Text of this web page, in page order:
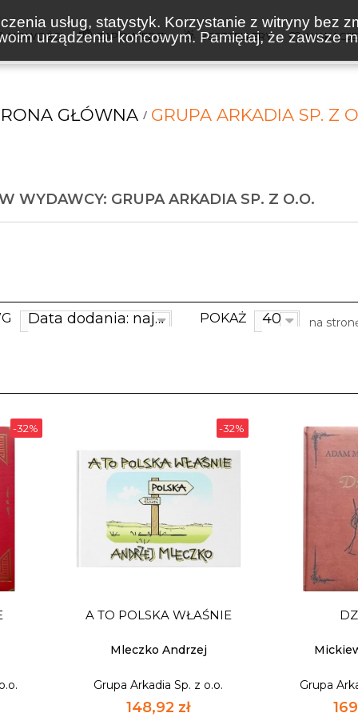
usług, statystyk. Korzystanie z witryny bez
urządzeniu końcowym. Pamiętaj, że zawsze
NOWOŚCI ZAPOWIEDZI BESTSELLERY WAKACJE
GŁÓWNA GRUPA ARKADIA SP. Z
WYDAWCY: GRUPA ARKADIA SP. Z O.O.
Data dodania: najnowsze POKAŻ 40 na
-32% -32%
A TO POLSKA WŁAŚNIE
Mleczko Andrzej
Grupa Arkadia Sp. z o.o.
148,92 zł
Grupa